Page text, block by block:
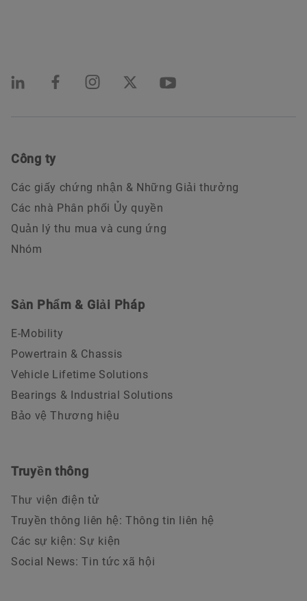
Công ty
Các giấy chứng nhận & Những Giải thưởng
Các nhà Phân phối Ủy quyền
Quản lý thu mua và cung ứng
Nhóm
Sản Phẩm & Giải Pháp
E-Mobility
Powertrain & Chassis
Vehicle Lifetime Solutions
Bearings & Industrial Solutions
Bảo vệ Thương hiệu
Truyền thông
Thư viện điện tử
Truyền thông liên hệ: Thông tin liên hệ
Các sự kiện: Sự kiện
Social News: Tin tức xã hội